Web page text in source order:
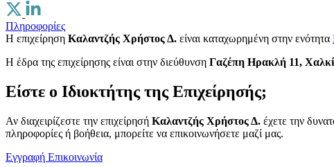
Πληροφορίες
Η επιχείρηση Καλαντζής Χρήστος Δ. είναι καταχωρημένη στην ενότητα
H έδρα της επιχείρησης είναι στην διεύθυνση Γαζέπη Ηρακλή 11,
Είστε ο Ιδιοκτήτης της Επιχείρησής;
Αν διαχειρίζεστε την επιχείρησή Καλαντζής Χρήστος Δ. έχετε την
πληροφορίες ή βοήθεια, μπορείτε να επικοινωνήσετε μαζί μας.
Εγγραφή Επικοινωνία